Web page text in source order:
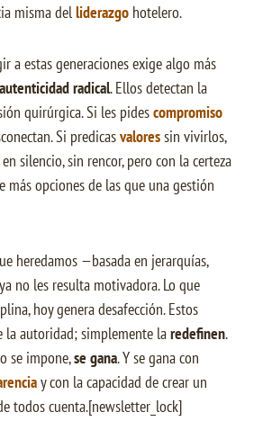
misma delliderazgo hotelero.
a estas generaciones exige algo más
autenticidad radical. Ellos detectan la
quirúrgica. Si les pidescompromiso
Si predicasvaloressin vivirlos,
silencio, sin rencor, pero con la certeza
más opciones de las que una gestión
heredamos —basada en jerarquías,
no les resulta motivadora. Lo que
hoy genera desafección. Estos
la autoridad; simplemente laredefinen.
se impone,se gana. Y se gana con
y con la capacidad de crear un
todos cuenta.[newsletter_lock]